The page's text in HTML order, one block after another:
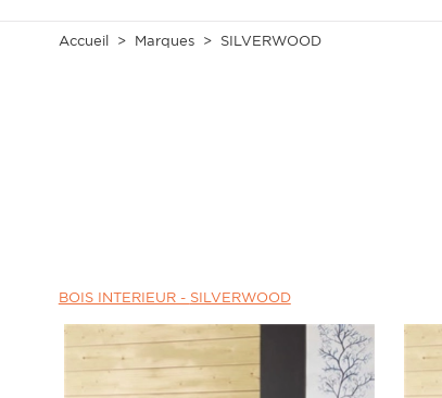
Accueil Marques SILVERWOOD
BOIS INTERIEUR - SILVERWOOD